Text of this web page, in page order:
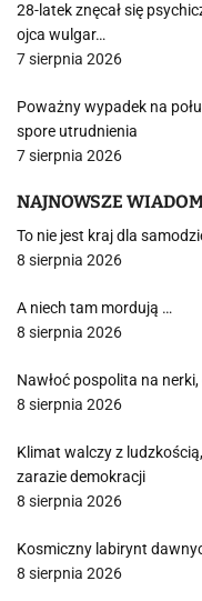
28-latek znęcał się
ojca wulgar…
7 sierpnia 2026
Poważny wypadek na
spore utrudnienia
7 sierpnia 2026
NAJNOWSZE
To nie jest kraj dla
8 sierpnia 2026
A niech tam mordują …
8 sierpnia 2026
Nawłoć pospolita na
8 sierpnia 2026
Klimat walczy z
zarazie demokracji
8 sierpnia 2026
Kosmiczny labirynt
8 sierpnia 2026